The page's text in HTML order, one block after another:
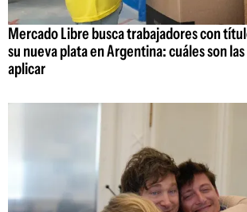
Mercado Libre busca trabajadores con
su nueva plata en Argentina: cuáles son
aplicar